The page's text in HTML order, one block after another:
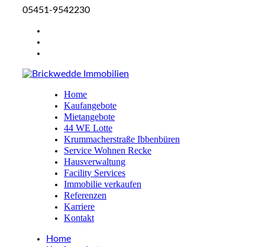
05451-9542230
Home
Kaufangebote
Mietangebote
44 WE Lotte
Krummacherstraße Ibbenbüren
Service Wohnen Recke
Hausverwaltung
Facility Services
Immobilie verkaufen
Referenzen
Karriere
Kontakt
Home